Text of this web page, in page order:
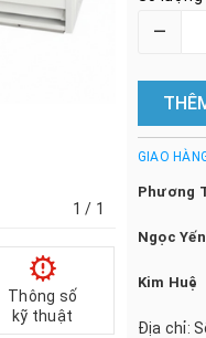
1 / 1
Thông số
kỹ thuật
–
GIAO
Phương
Ngọc Yến
Kim Huệ
Địa chỉ: